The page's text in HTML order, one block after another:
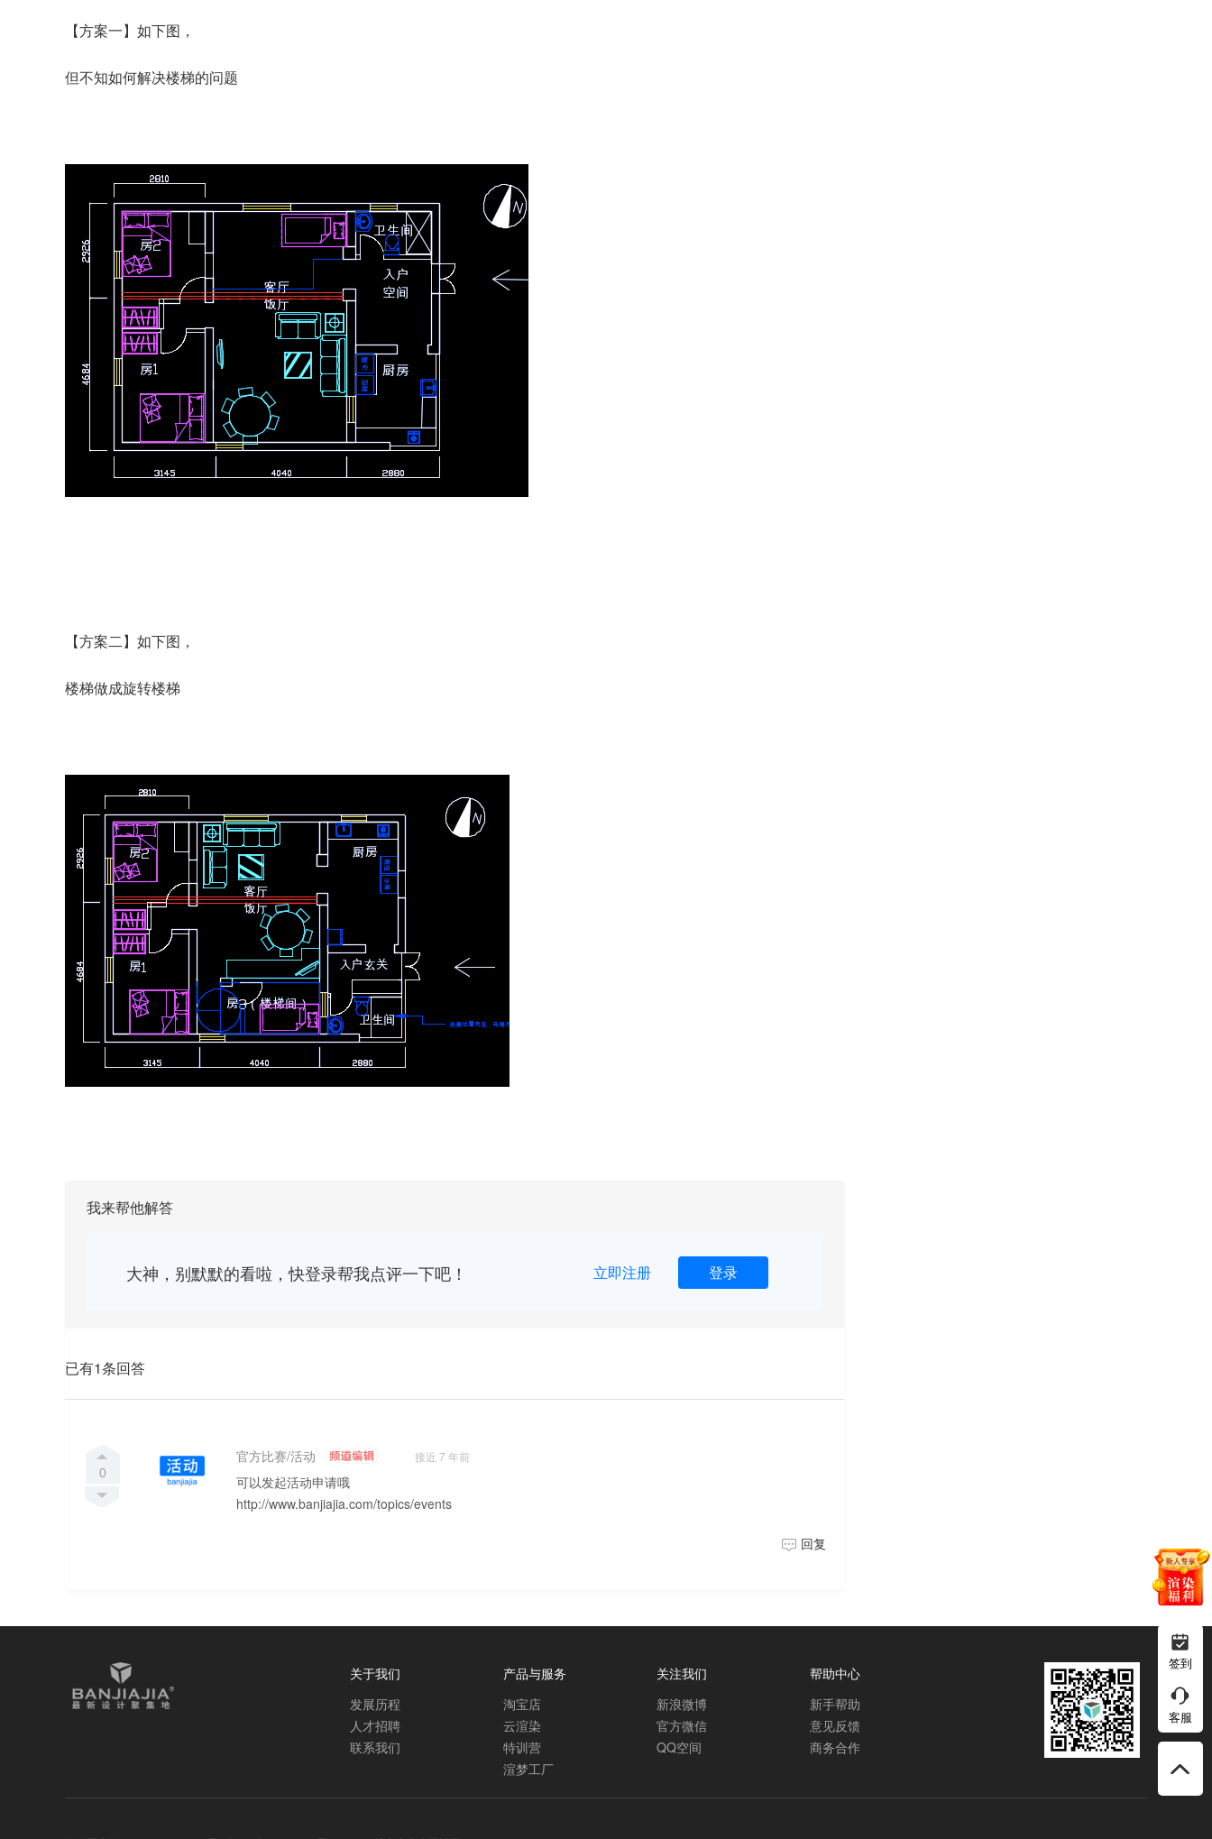
【方案一】如下图，
但不知如何解决楼梯的问题
【方案二】如下图，
楼梯做成旋转楼梯
我来帮他解答
大神，别默默的看啦，快登录帮我点评一下吧！ 立即注册 登录
已有1条回答
0
官方比赛/活动 接近 7 年前
可以发起活动申请哦
http://www.banjiajia.com/topics/events
回复
关于我们
发展历程
人才招聘
联系我们
产品与服务
淘宝店
云渲染
特训营
渲梦工厂
关注我们
新浪微博
官方微信
QQ空间
帮助中心
新手帮助
意见反馈
商务合作
签到
客服